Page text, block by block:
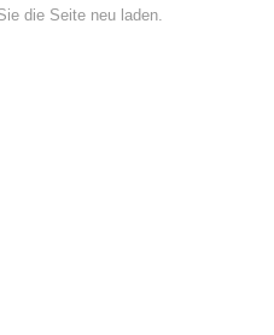
die Seite neu laden.